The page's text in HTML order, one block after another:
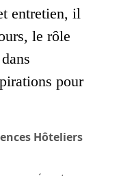
entretien, il
le rôle
pour
Hôteliers